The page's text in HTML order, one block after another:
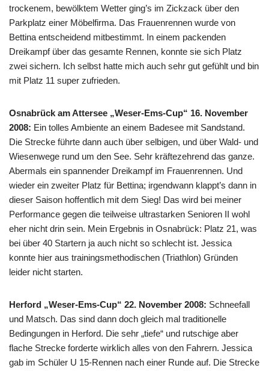
trockenem, bewölktem Wetter ging’s im Zickzack über den
Parkplatz einer Möbelfirma. Das Frauenrennen wurde von
Bettina entscheidend mitbestimmt. In einem packenden
Dreikampf über das gesamte Rennen, konnte sie sich Platz
zwei sichern. Ich selbst hatte mich auch sehr gut gefühlt und bin
mit Platz 11 super zufrieden.
Osnabrück am Attersee „Weser-Ems-Cup“ 16. November
2008: Ein tolles Ambiente an einem Badesee mit Sandstand.
Die Strecke führte dann auch über selbigen, und über Wald- und
Wiesenwege rund um den See. Sehr kräftezehrend das ganze.
Abermals ein spannender Dreikampf im Frauenrennen. Und
wieder ein zweiter Platz für Bettina; irgendwann klappt’s dann in
dieser Saison hoffentlich mit dem Sieg! Das wird bei meiner
Performance gegen die teilweise ultrastarken Senioren II wohl
eher nicht drin sein. Mein Ergebnis in Osnabrück: Platz 21, was
bei über 40 Startern ja auch nicht so schlecht ist. Jessica
konnte hier aus trainingsmethodischen (Triathlon) Gründen
leider nicht starten.
Herford „Weser-Ems-Cup“ 22. November 2008: Schneefall
und Matsch. Das sind dann doch gleich mal traditionelle
Bedingungen in Herford. Die sehr „tiefe“ und rutschige aber
flache Strecke forderte wirklich alles von den Fahrern. Jessica
gab im Schüler U 15-Rennen nach einer Runde auf. Die Strecke